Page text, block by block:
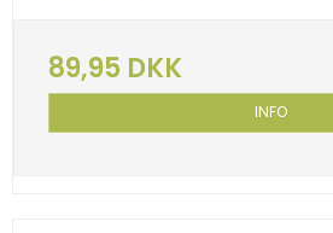
89,95 DKK
INFO